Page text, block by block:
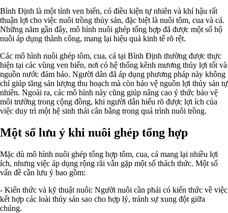
Bình Định là một tỉnh ven biển, có điều kiện tự nhiên và khí hậu rất
thuận lợi cho việc nuôi trồng thủy sản, đặc biệt là nuôi tôm, cua và cá.
Những năm gần đây, mô hình nuôi ghép tổng hợp đã được một số hộ
nuôi áp dụng thành công, mang lại hiệu quả kinh tế rõ rệt.
Các mô hình nuôi ghép tôm, cua, cá tại Bình Định thường được thực
hiện tại các vùng ven biển, nơi có hệ thống kênh mương thủy lợi tốt và
nguồn nước đảm bảo. Người dân đã áp dụng phương pháp này không
chỉ giúp tăng sản lượng thu hoạch mà còn bảo vệ nguồn lợi thủy sản tự
nhiên. Ngoài ra, các mô hình này cũng giúp nâng cao ý thức bảo vệ
môi trường trong cộng đồng, khi người dân hiểu rõ được lợi ích của
việc duy trì một hệ sinh thái cân bằng trong quá trình nuôi trồng.
Một số lưu ý khi nuôi ghép tổng hợp
Mặc dù mô hình nuôi ghép tổng hợp tôm, cua, cá mang lại nhiều lợi
ích, nhưng việc áp dụng rộng rãi vẫn gặp một số thách thức. Một số
vấn đề cần lưu ý bao gồm:
- Kiến thức và kỹ thuật nuôi: Người nuôi cần phải có kiến thức về việc
kết hợp các loài thủy sản sao cho hợp lý, tránh sự xung đột giữa
chúng.